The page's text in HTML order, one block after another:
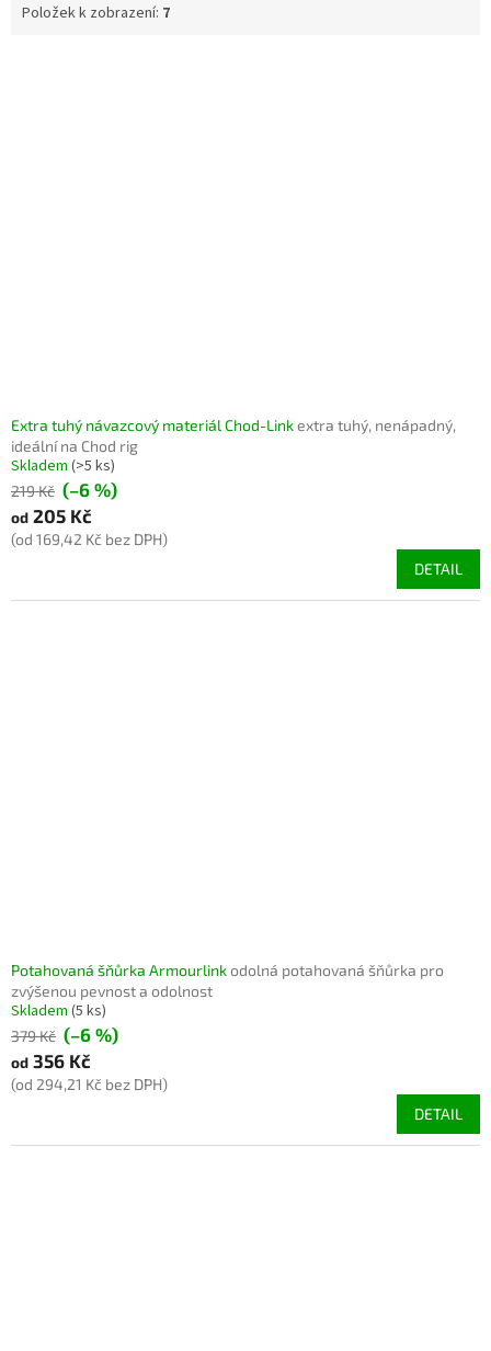
Položek k zobrazení: 7
Extra tuhý návazcový materiál Chod-Linkextra tuhý, nenápadný,
ideální na Chod rig
Skladem (>5 ks)
219 Kč (–6 %)
od 205 Kč
(od 169,42 Kč bez DPH)
DETAIL
Potahovaná šňůrka Armourlinkodolná potahovaná šňůrka pro
zvýšenou pevnost a odolnost
Skladem (5 ks)
379 Kč (–6 %)
od 356 Kč
(od 294,21 Kč bez DPH)
DETAIL